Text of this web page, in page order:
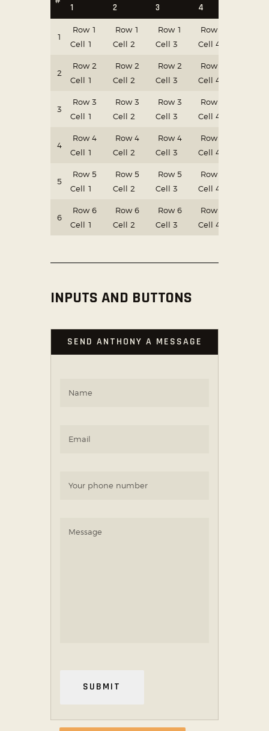
1 2 3 4
1
Row 1
Cell 1
Row 1
Cell 2
Row 1
Cell 3
Row 1
Cell 4
2
Row 2
Cell 1
Row 2
Cell 2
Row 2
Cell 3
Row 2
Cell 4
3
Row 3
Cell 1
Row 3
Cell 2
Row 3
Cell 3
Row 3
Cell 4
4
Row 4
Cell 1
Row 4
Cell 2
Row 4
Cell 3
Row 4
Cell 4
5
Row 5
Cell 1
Row 5
Cell 2
Row 5
Cell 3
Row 5
Cell 4
6
Row 6
Cell 1
Row 6
Cell 2
Row 6
Cell 3
Row 6
Cell 4
INPUTS AND BUTTONS
SEND ANTHONY A MESSAGE